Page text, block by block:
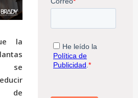
la
se
de